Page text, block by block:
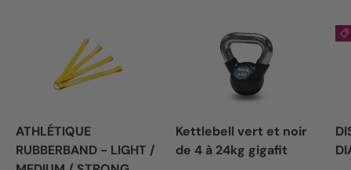
ATHLÉTIQUE
RUBBERBAND - LIGHT /
Kettlebell vert et noir
de 4 à 24kg gigafit